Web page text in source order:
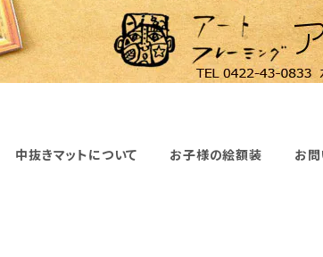
中抜きマットについて お子様の絵額装 お